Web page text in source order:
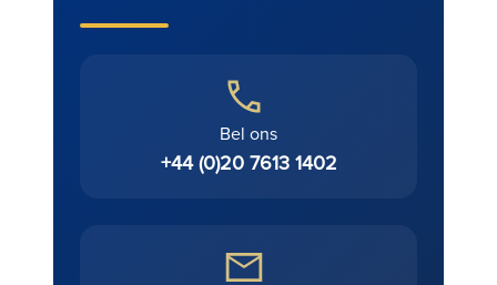
Bel ons
+44 (0)20 7613 1402